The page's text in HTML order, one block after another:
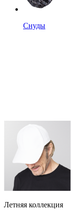
Снуды
Летняя коллекция